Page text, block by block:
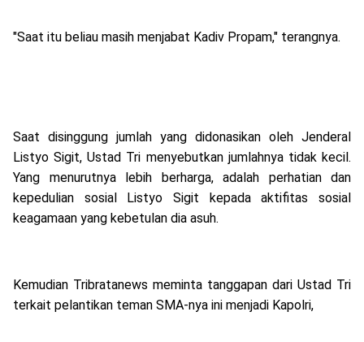
"Saat itu beliau masih menjabat Kadiv Propam," terangnya.
Saat disinggung jumlah yang didonasikan oleh Jenderal
Listyo Sigit, Ustad Tri menyebutkan jumlahnya tidak kecil.
Yang menurutnya lebih berharga, adalah perhatian dan
kepedulian sosial Listyo Sigit kepada aktifitas sosial
keagamaan yang kebetulan dia asuh.
Kemudian Tribratanews meminta tanggapan dari Ustad Tri
terkait pelantikan teman SMA-nya ini menjadi Kapolri,